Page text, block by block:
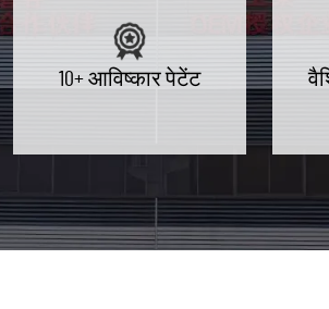
10+ आविष्कार पेटेंट